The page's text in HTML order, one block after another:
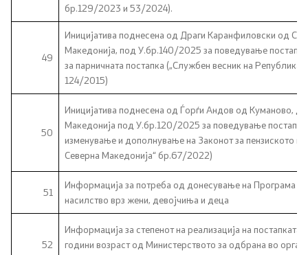
бр.129/2023 и 53/2024).
49
Иницијатива поднесена од Драги Каранфиловски од
Македонија, под У.бр.140/2025 за поведување
за парничната постапка („Службен весник на
124/2015)
50
Иницијатива поднесена од Ѓорѓи Андов од Куманово,
Македонија под У.бр.120/2025 за поведување постапка
изменување и дополнување на Законот за пензиското
Северна Македонија“ бр.67/2022)
51
Информација за потреба од донесување на Програма
насилство врз жени, девојчиња и деца
52
Информација за степенот на реализација на
години возраст од Министерството за одбрана во